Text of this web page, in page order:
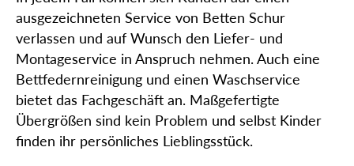
ausgezeichneten Service von Betten Schur
verlassen und auf Wunsch den Liefer- und
Montageservice in Anspruch nehmen. Auch eine
Bettfedernreinigung und einen Waschservice
bietet das Fachgeschäft an. Maßgefertigte
Übergrößen sind kein Problem und selbst Kinder
finden ihr persönliches Lieblingsstück.